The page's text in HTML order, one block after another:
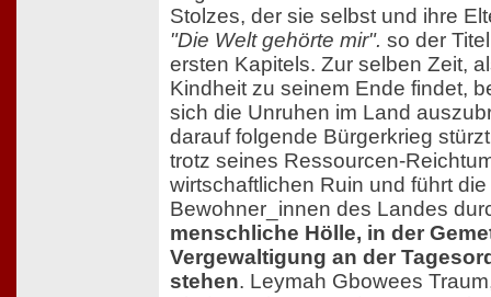
Stolzes, der sie selbst und ihre
"Die Welt gehörte mir". so der
ersten Kapitels. Zur selben Zeit,
Kindheit zu seinem Ende findet,
sich die Unruhen im Land
darauf folgende Bürgerkrieg
trotz seines Ressourcen-
wirtschaftlichen Ruin und führt die
Bewohner_innen des Landes
menschliche Hölle, in der
Vergewaltigung an der
stehen. Leymah Gbowees